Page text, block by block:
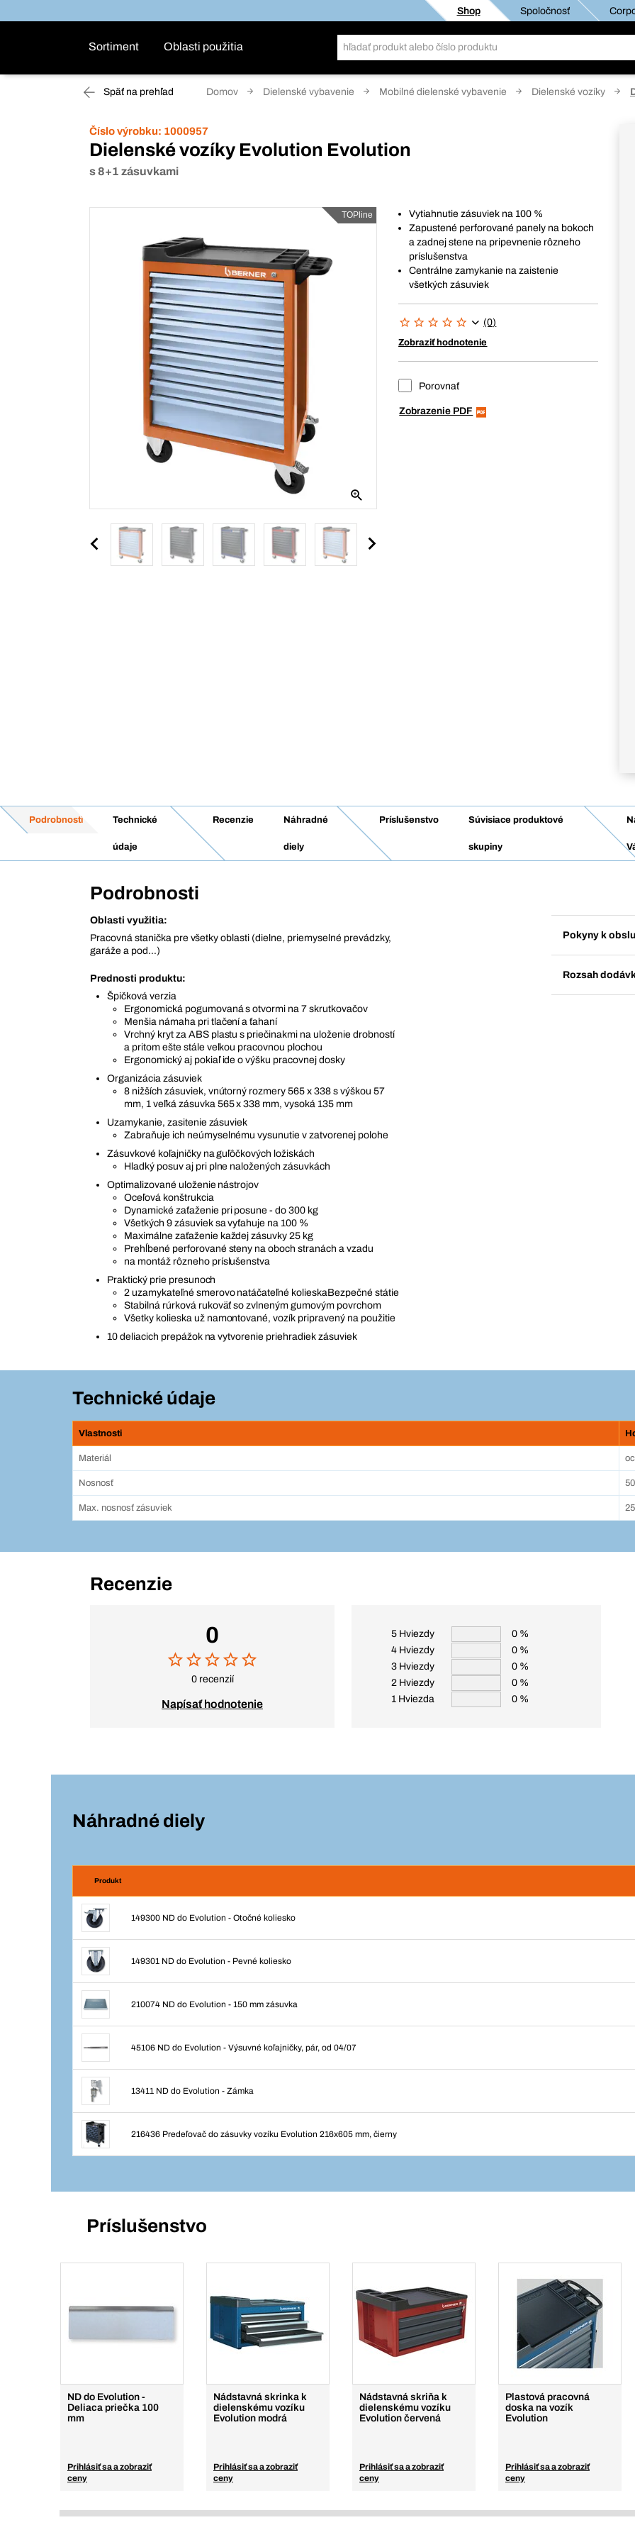
Shop Spoločnosť
Sortiment Oblasti použitia
Späť na prehľad Domov Dielenské vybavenie Mobilné dielenské vybavenie Dielenské vozíky
Číslo výrobku: 1000957
Dielenské vozíky Evolution Evolution
s 8+1 zásuvkami
TOPline
Vytiahnutie zásuviek na 100 %
Zapustené perforované panely na bokoch
a zadnej stene na pripevnenie rôzneho
príslušenstva
Centrálne zamykanie na zaistenie
všetkých zásuviek
(0)
Zobraziť hodnotenie
Porovnať
Zobrazenie PDF
Podrobnosti Technické
údaje
Recenzie Náhradné
diely
Príslušenstvo Súvisiace produktové
skupiny
Podrobnosti
Oblasti využitia:
Pracovná stanička pre všetky oblasti (dielne, priemyselné prevádzky,
garáže a pod...)
Prednosti produktu:
Špičková verzia
Ergonomická pogumovaná s otvormi na 7 skrutkovačov
Menšia námaha pri tlačení a ťahaní
Vrchný kryt za ABS plastu s priečinakmi na uloženie drobností
a pritom ešte stále veľkou pracovnou plochou
Ergonomický aj pokiaľ ide o výšku pracovnej dosky
Organizácia zásuviek
8 nižších zásuviek, vnútorný rozmery 565 x 338 s výškou 57
mm, 1 veľká zásuvka 565 x 338 mm, vysoká 135 mm
Uzamykanie, zasitenie zásuviek
Zabraňuje ich neúmyselnému vysunutie v zatvorenej polohe
Zásuvkové koľajničky na guľôčkových ložiskách
Hladký posuv aj pri plne naložených zásuvkách
Optimalizované uloženie nástrojov
Oceľová konštrukcia
Dynamické zaťaženie pri posune - do 300 kg
Všetkých 9 zásuviek sa vyťahuje na 100 %
Maximálne zaťaženie každej zásuvky 25 kg
Prehĺbené perforované steny na oboch stranách a vzadu
na montáž rôzneho príslušenstva
Praktický prie presunoch
2 uzamykateľné smerovo natáčateľné kolieskaBezpečné státie
Stabilná rúrková rukoväť so zvlneným gumovým povrchom
Všetky kolieska už namontované, vozík pripravený na použitie
10 deliacich prepážok na vytvorenie priehradiek zásuviek
Pokyny k
Rozsah
Technické údaje
Vlastnosti
Materiál
Nosnosť
Max. nosnosť zásuviek
Recenzie
0
0 recenzií
Napísať hodnotenie
5 Hviezdy
0 %
4 Hviezdy
0 %
3 Hviezdy
0 %
2 Hviezdy
0 %
1 Hviezda
0 %
Náhradné diely
Produkt
149300 ND do Evolution - Otočné koliesko
149301 ND do Evolution - Pevné koliesko
210074 ND do Evolution - 150 mm zásuvka
45106 ND do Evolution - Výsuvné koľajničky, pár, od 04/07
13411 ND do Evolution - Zámka
216436 Predeľovač do zásuvky vozíku Evolution 216x605 mm, čierny
Príslušenstvo
ND do Evolution -
Deliaca priečka 100
mm
Prihlásiť sa a zobraziť
ceny
Nádstavná skrinka k
dielenskému vozíku
Evolution modrá
Prihlásiť sa a zobraziť
ceny
Nádstavná skriňa k
dielenskému vozíku
Evolution červená
Prihlásiť sa a zobraziť
ceny
Plastová pracovná
doska na vozík
Evolution
Prihlásiť sa a zobraziť
ceny